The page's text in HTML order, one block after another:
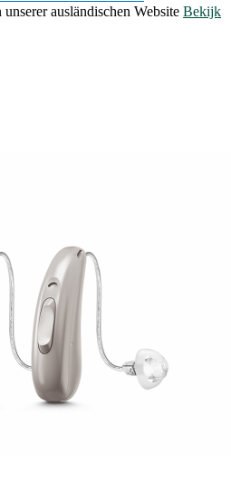
ausländischen Website Bekijk